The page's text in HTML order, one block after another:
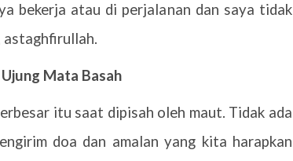
bekerja atau di perjalanan dan saya tidak
astaghfirullah.
Mata Basah
itu saat dipisah oleh maut. Tidak ada
doa dan amalan yang kita harapkan